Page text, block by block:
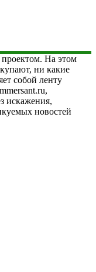
На этом
ни какие
собой ленту
искажения,
новостей